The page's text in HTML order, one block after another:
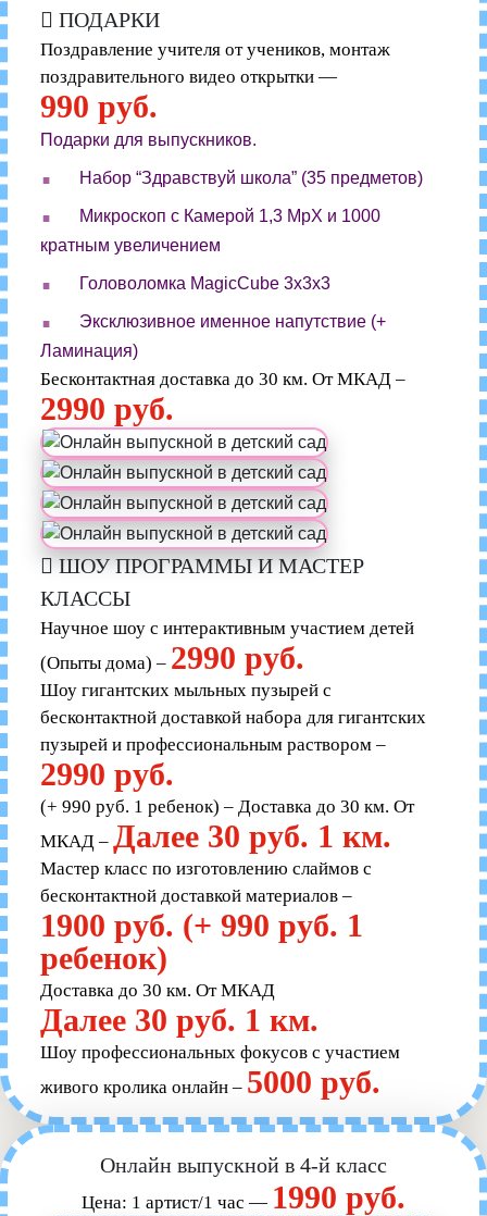
ПОДАРКИ
Поздравление учителя от учеников, монтаж
поздравительного видео открытки —
990 руб.
Подарки для выпускников.
. Набор “Здравствуй школа” (35 предметов)
.
Микроскоп с Камерой 1,3 MpX и 1000
кратным увеличением
. Головоломка MagicCube 3x3x3
.
Эксклюзивное именное напутствие (+
Ламинация)
Бесконтактная доставка до 30 км. От МКАД –
2990 руб.
ШОУ ПРОГРАММЫ И МАСТЕР
КЛАССЫ
Научное шоу с интерактивным участием детей
(Опыты дома) – 2990 руб.
Шоу гигантских мыльных пузырей с
бесконтактной доставкой набора для гигантских
пузырей и профессиональным раствором –
2990 руб.
(+ 990 руб. 1 ребенок) – Доставка до 30 км. От
МКАД – Далее 30 руб. 1 км.
Мастер класс по изготовлению слаймов с
бесконтактной доставкой материалов –
1900 руб. (+ 990 руб. 1
ребенок)
Доставка до 30 км. От МКАД
Далее 30 руб. 1 км.
Шоу профессиональных фокусов с участием
живого кролика онлайн – 5000 руб.
Онлайн выпускной в 4-й класс
Цена: 1 артист/1 час — 1990 руб.